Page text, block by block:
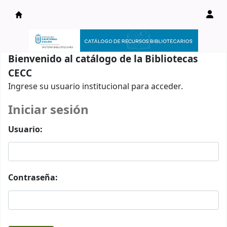
Catálogo en línea
Bienvenido al catálogo de la Bibliotecas
CECC
Ingrese su usuario institucional para acceder.
Iniciar sesión
Usuario:
Contraseña: